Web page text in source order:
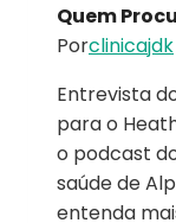
Quem
Porclinicajdk
Entrevista
para o
o podcast
saúde de
entenda